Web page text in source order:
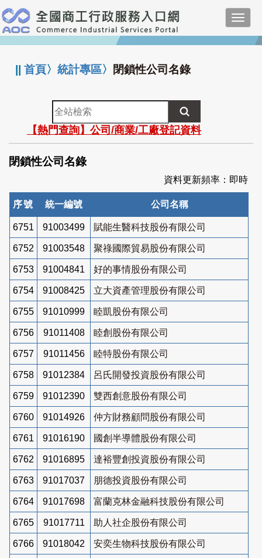
跳
到
主
要
:::
||首頁〉統計專區〉 閉鎖性公司名錄
全
站
檢
索
【熱門查詢】公司/商業/工廠登記資料
閉鎖性公司名錄
資料更新頻率：即時
序號 統一編號 公司名稱
6751 91003499 賦能生醫科技股份有限公司
6752 91003548 聚祿國際貿易股份有限公司
6753 91004841 好的事情股份有限公司
6754 91008425 立大資產管理股份有限公司
6755 91010999 睦凱股份有限公司
6756 91011408 睦創股份有限公司
6757 91011456 睦特股份有限公司
6758 91012384 呂氏開發投資股份有限公司
6759 91012390 雙西創意股份有限公司
6760 91014926 仲方財務顧問股份有限公司
6761 91016190 國創半導體股份有限公司
6762 91016895 達裕豐創投資股份有限公司
6763 91017037 朋德投資股份有限公司
6764 91017698 富蘭克林金融科技股份有限公司
6765 91017711 助人社企股份有限公司
6766 91018042 安奕生物科技股份有限公司